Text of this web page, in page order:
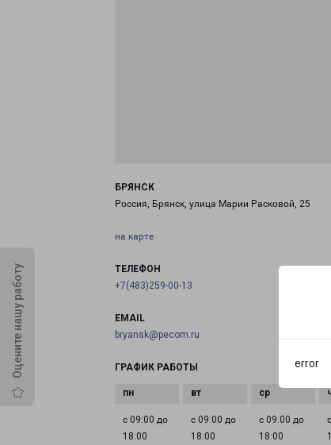
error
Оцените нашу работу
БРЯНСК
Россия, Брянск, улица Марии Расковой, 25
на карте
ТЕЛЕФОН
+7(483)259-00-13
EMAIL
bryansk@pecom.ru
ГРАФИК РАБОТЫ
с 09:00 до
18:00
с 09:00 до
18:00
с 09:00 до
18:00